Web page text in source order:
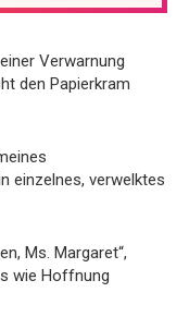
Verwarnung
den Papierkram
einzelnes, verwelktes
Ms. Margaret“,
wie Hoffnung